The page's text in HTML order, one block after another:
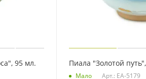
95 мл. Пиала "Золотой
Мало Арт.: EA-5179